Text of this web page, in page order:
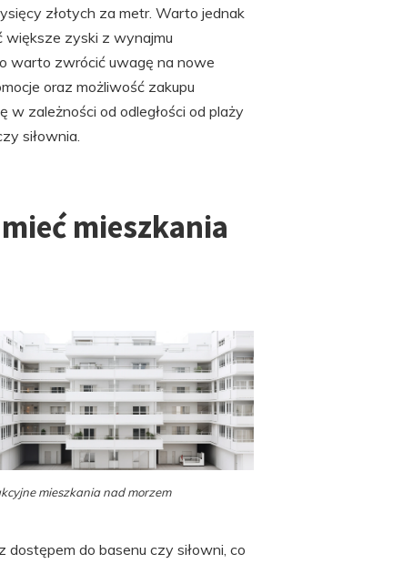
złotych za metr. Warto jednak
większe zyski z wynajmu
warto zwrócić uwagę na nowe
oraz możliwość zakupu
w zależności od odległości od plaży
siłownia.
mieszkania
mieszkania nad morzem
do basenu czy siłowni, co